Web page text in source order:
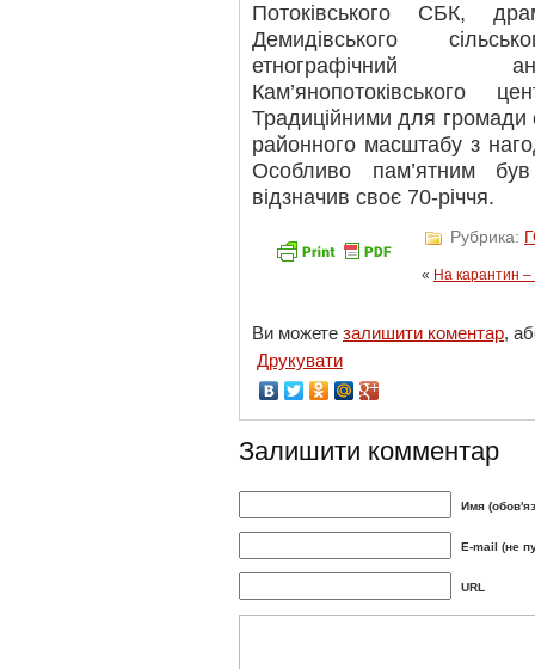
Потоківського СБК,
Демидівського
етнографічний
Кам’янопотоківського
Традиційними для громади
районного масштабу з
Особливо пам’ятним
відзначив своє 70-річчя.
Рубрика:
« На карантин –
Ви можете залишити коментар,
Друкувати
Залишити комментар
Имя
E-mail (не
URL